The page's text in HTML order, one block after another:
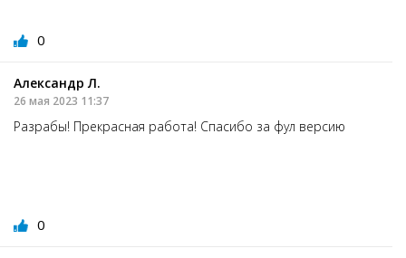
0
Александр Л.
26 мая 2023 11:37
Разрабы! Прекрасная работа! Спасибо за фул версию
0